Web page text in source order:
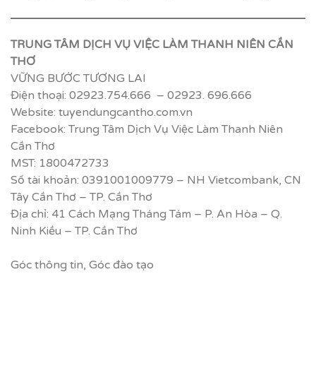
TRUNG TÂM DỊCH VỤ VIỆC LÀM THANH NIÊN CẦN
THƠ
VỮNG BƯỚC TƯƠNG LAI
Điện thoại: 02923.754.666 – 02923. 696.666
Website: tuyendungcantho.com.vn
Facebook: Trung Tâm Dịch Vụ Việc Làm Thanh Niên
Cần Thơ
MST: 1800472733
Số tài khoản: 0391001009779 – NH Vietcombank, CN
Tây Cần Thơ – TP. Cần Thơ
Địa chỉ: 41 Cách Mạng Tháng Tám – P. An Hòa – Q.
Ninh Kiều – TP. Cần Thơ
Góc thông tin, Góc đào tạo